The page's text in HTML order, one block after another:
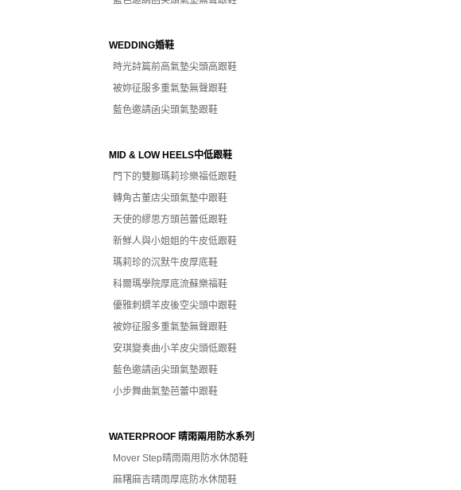
WEDDING婚鞋
時光詩篇前高氣墊尖頭高跟鞋
被妳征服多重氣墊無聲跟鞋
藍色邀請函尖頭氣墊跟鞋
MID & LOW HEELS中低跟鞋
門下的雙腳瑪莉珍樂福低跟鞋
轉角古董店尖頭氣墊中跟鞋
天使的繆思方頭芭蕾低跟鞋
新鮮人與小姐姐的牛皮低跟鞋
瑪莉珍的沉默牛皮厚底鞋
科爾瑪學院厚底流蘇樂福鞋
優雅刺蝟羊皮後空尖頭中跟鞋
被妳征服多重氣墊無聲跟鞋
安琪變奏曲小羊皮尖頭低跟鞋
藍色邀請函尖頭氣墊跟鞋
小步舞曲氣墊芭蕾中跟鞋
WATERPROOF 晴雨兩用防水系列
Mover Step晴雨兩用防水休閒鞋
麻糬麻吉晴雨厚底防水休閒鞋